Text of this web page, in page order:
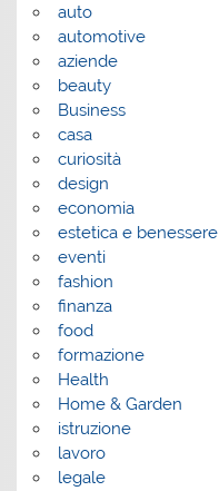
auto
automotive
aziende
beauty
Business
casa
curiosità
design
economia
estetica e benessere
eventi
fashion
finanza
food
formazione
Health
Home & Garden
istruzione
lavoro
legale